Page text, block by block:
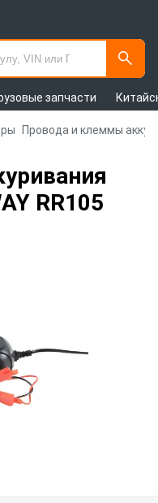
запчасти
Провода и клеммы
RR105